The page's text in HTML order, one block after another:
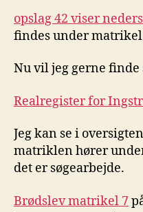
opslag 42 viser
findes under matrikel
Nu vil jeg gerne finde
Realregister for
Jeg kan se i
matriklen hører
det er søgearbejde.
Brødslev matrikel 7